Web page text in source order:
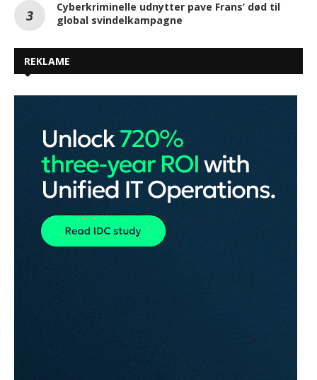
Cyberkriminelle udnytter pave Frans’ død til
global svindelkampagne
REKLAME